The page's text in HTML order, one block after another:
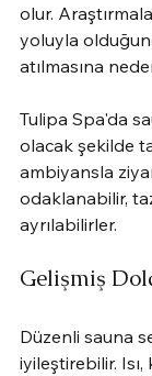
olur.
yoluyla
atılmasına
Tulipa Spa'da
olacak şekilde
ambiyansla
odaklanabilir,
ayrılabilirler.
Gelişmiş
Düzenli sauna
iyileştirebilir.